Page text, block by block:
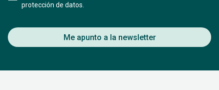
protección de datos.
Me apunto a la newsletter